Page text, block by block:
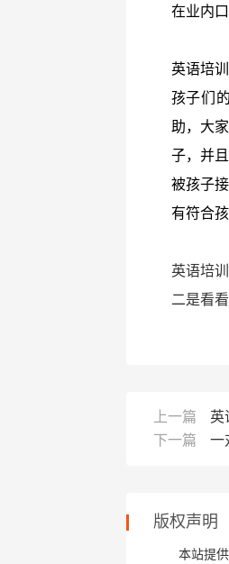
在业内
英语培
孩子们
助，大
子，并
被孩子
有符合
英语培
二是看
上一篇
英
下一篇
一
版权声明
本站提